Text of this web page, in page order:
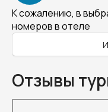
К сожалению, в
номеров в отеле
Отзывы